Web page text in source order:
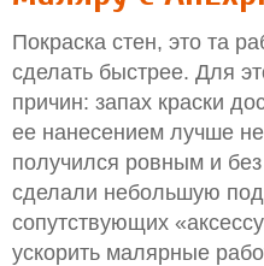
Покраска стен, это та
сделать быстрее. Для
причин: запах краски
ее нанесением лучше
получился ровным и
сделали небольшую
сопутствующих
ускорить малярные